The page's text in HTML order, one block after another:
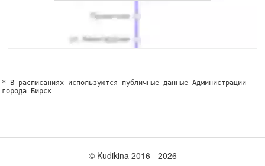
* В расписаниях используются публичные данные Администрации
города Бирск
© Kudikina 2016 ‐ 2026